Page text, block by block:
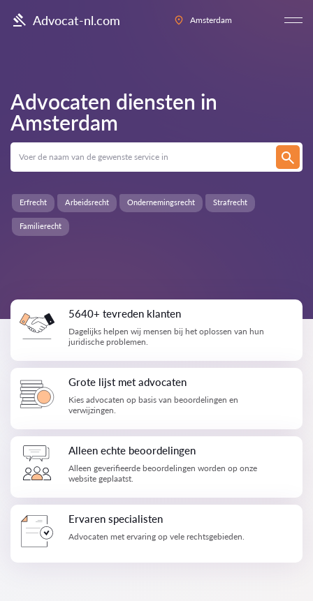
Advocat-nl.com Amsterdam
Advocaten diensten in
Amsterdam
Familierecht
Erfrecht Arbeidsrecht Ondernemingsrecht Strafrecht
5640+ tevreden klanten
Dagelijks helpen wij mensen bij het oplossen van hun
juridische problemen.
Grote lijst met advocaten
Kies advocaten op basis van beoordelingen en
verwijzingen.
Alleen echte beoordelingen
Alleen geverifieerde beoordelingen worden op onze
website geplaatst.
Ervaren specialisten
Advocaten met ervaring op vele rechtsgebieden.